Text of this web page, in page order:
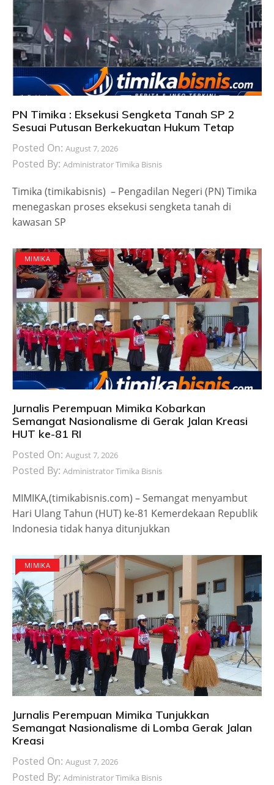
PN Timika : Eksekusi Sengketa Tanah SP 2
Sesuai Putusan Berkekuatan Hukum Tetap
Posted On: August 7, 2026
Posted By: Administrator Timika Bisnis
Timika (timikabisnis) – Pengadilan Negeri (PN) Timika
menegaskan proses eksekusi sengketa tanah di
kawasan SP
MIMIKA
Jurnalis Perempuan Mimika Kobarkan
Semangat Nasionalisme di Gerak Jalan Kreasi
HUT ke-81 RI
Posted On: August 7, 2026
Posted By: Administrator Timika Bisnis
MIMIKA,(timikabisnis.com) – Semangat menyambut
Hari Ulang Tahun (HUT) ke-81 Kemerdekaan Republik
Indonesia tidak hanya ditunjukkan
MIMIKA
Jurnalis Perempuan Mimika Tunjukkan
Semangat Nasionalisme di Lomba Gerak Jalan
Kreasi
Posted On: August 7, 2026
Posted By: Administrator Timika Bisnis